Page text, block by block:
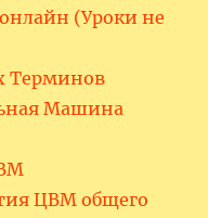
(Уроки не
Терминов
Машина
ЦВМ общего